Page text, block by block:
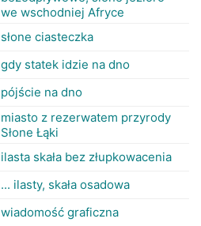
we wschodniej Afryce
słone ciasteczka
gdy statek idzie na dno
pójście na dno
miasto z rezerwatem przyrody
Słone Łąki
ilasta skała bez złupkowacenia
... ilasty, skała osadowa
wiadomość graficzna